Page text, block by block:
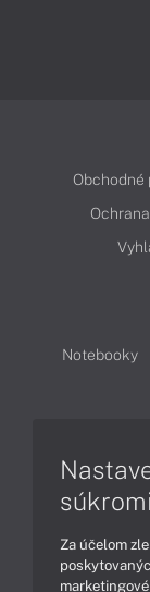
Obchodné
Notebooky
Obchodné
Za účelom